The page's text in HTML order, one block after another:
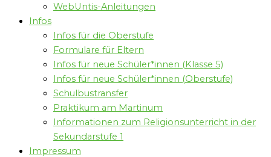
WebUntis-Anleitungen
Infos
Infos für die Oberstufe
Formulare für Eltern
Infos für neue Schüler*innen (Klasse 5)
Infos für neue Schüler*innen (Oberstufe)
Schulbustransfer
Praktikum am Martinum
Informationen zum Religionsunterricht in der
Sekundarstufe 1
Impressum